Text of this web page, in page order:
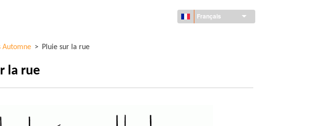
Français
Automne > Pluie sur la rue
la rue